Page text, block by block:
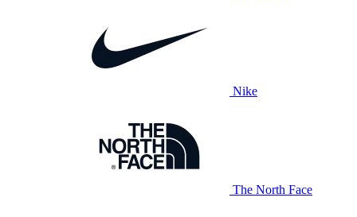
Nike
The North Face